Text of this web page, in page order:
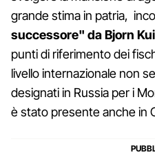
grande stima in patria,
successore" da Bjorn
punti di riferimento dei
livello internazionale non
designati in Russia per i
è stato presente anche in